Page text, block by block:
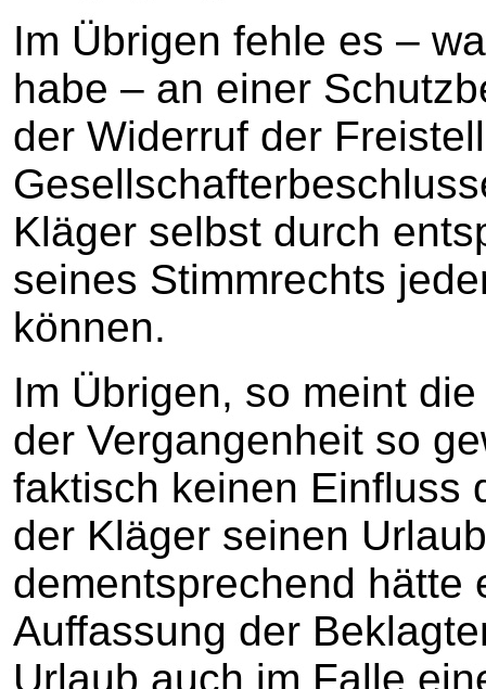
Im Übrigen fehle es –
habe – an einer
der Widerruf der
Kläger selbst durch
seines Stimmrechts
können.
Im Übrigen, so meint
der Vergangenheit so
faktisch keinen Einfluss
der Kläger seinen
dementsprechend hätte
Auffassung der
Urlaub auch im Falle